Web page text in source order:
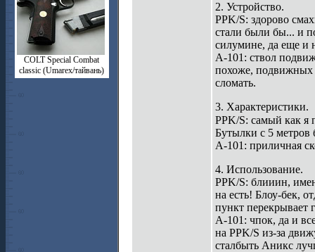
СOLT Special Combat
classic (Umarex/тайвань)
2. Устройство.
PPK/S: здорово
стали были бы... и
силумине, да еще и
А-101: ствол
похоже, подвижных
сломать.
3. Характеристики.
PPK/S: самый как я
Бутылки с 5 метров
A-101: приличная
4. Использование.
PPK/S: блииин,
на есть! Блоу-бек,
пункт перекрывает
А-101: чпок, да и
на PPK/S из-за
сталбыть Аникс